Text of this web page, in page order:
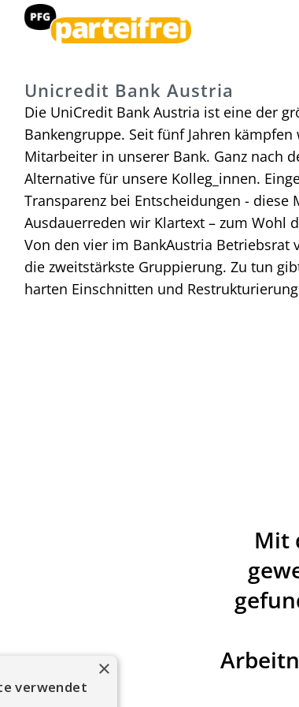
Unicredit Bank Austria
Die UniCredit Bank Austria ist eine der
Bankengruppe. Seit fünf Jahren
Mitarbeiter in unserer Bank. Ganz nach
Alternative für unsere Kolleg_innen.
Transparenz bei Entscheidungen -
Ausdauerreden wir Klartext – zum
Von den vier im BankAustria Betriebsrat
die zweitstärkste Gruppierung. Zu tun
harten Einschnitten und
Mit
×
verwendet